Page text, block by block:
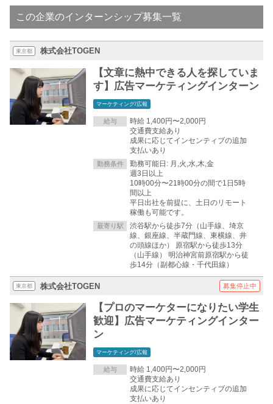
この企業のインターンシップ募集一覧
東京都 株式会社TOGEN
【文章に熱中できる人を探していま
す】広告マーケティングインターン
マーケティング/広報
給与
時給 1,400円〜2,000円
交通費支給あり
成果に応じてインセンティブの追加
支払いあり
勤務条件
勤務可能日: 月,火,水,木,金
週3日以上
10時00分〜21時00分の間で1日5時
間以上
平日出社を前提に、土日のリモート
稼働も可能です。
最寄り駅
渋谷駅から徒歩7分（山手線、埼京
線、銀座線、半蔵門線、東横線、井
の頭線ほか） 原宿駅から徒歩13分
（山手線） 明治神宮前原宿駅から徒
歩14分（副都心線・千代田線）
東京都 株式会社TOGEN 募集停止中
【プロのマーケターになりたい学生
歓迎】広告マーケティングインター
ン
マーケティング/広報
給与
時給 1,400円〜2,000円
交通費支給あり
成果に応じてインセンティブの追加
支払いあり